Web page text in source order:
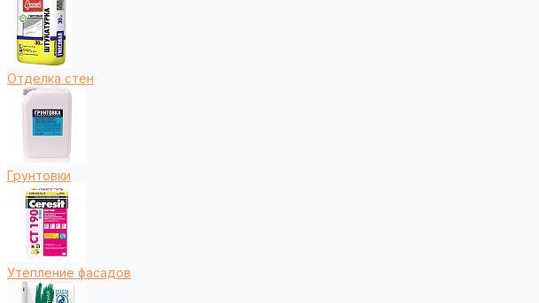
Отделка стен
Грунтовки
Утепление фасадов